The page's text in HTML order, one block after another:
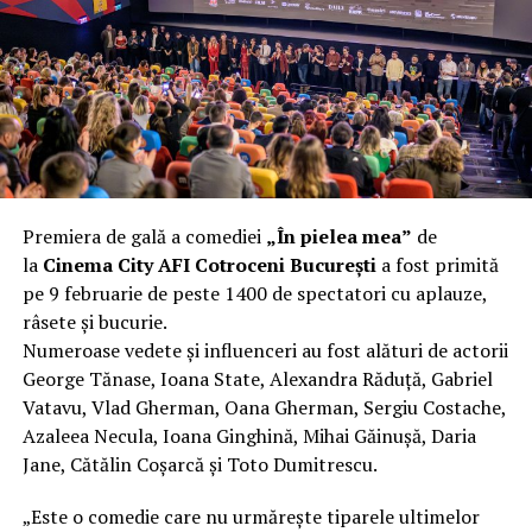
încât nu a mai putut fi pliat. Proprietarul l-a aruncat la
fier vechi a doua zi. Asta ca să fie clar de la început: nu
vorbim despre preferințe estetice, ci despre
funcționalitate reală.
Aluminiul, pe scurt: ușor,
rezistent la coroziune, dar cu
nuanțe
Aluminiul e materialul care apare primul în conversație
când cineva caută un pavilion ușor. Și pe bună dreptate.
Densitatea aluminiului e de aproximativ 2,7 g/cm³, față
de circa 7,8 g/cm³ pentru oțel. Practic, la un volum
identic, aluminiul cântărește cam o treime din greutatea
oțelului. Pentru oricine transportă, montează și
demontează frecvent o structură, diferența asta se
simte enorm.
Premiera de gală a comediei „În pielea mea” de
la Cinema City AFI Cotroceni Bucureștia fost primită
pe 9 februarie de peste 1400 de spectatori cu aplauze,
râsete și bucurie.
Numeroase vedete și influenceri au fost alături de actorii
George Tănase, Ioana State, Alexandra Răduță, Gabriel
Vatavu, Vlad Gherman, Oana Gherman, Sergiu Costache,
Azaleea Necula, Ioana Ginghină, Mihai Găinușă, Daria
Jane, Cătălin Coșarcă și Toto Dumitrescu.
„Este o comedie care nu urmărește tiparele ultimelor